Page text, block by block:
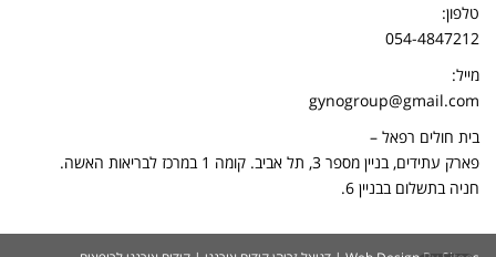
טלפון:
054-4847212
מייל:
gynogroup@gmail.com
בית חולים רפאל –
פארק עתידים, בניין מספר 3, תל אביב. קומה 1 במרכז לבריאות האשה.
חניה בתשלום בבניין 6.